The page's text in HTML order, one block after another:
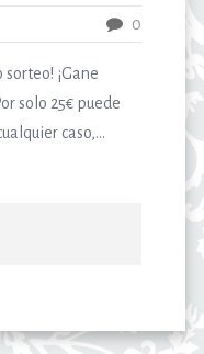
0
¡Gane
solo 25€ puede
caso,...